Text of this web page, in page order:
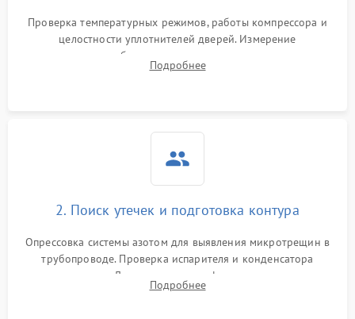
работе
2000 ₽ Подробнее →
1000 ₽
1800 ₽
Проверка температурных режимов, работы компрессора и
целостности уплотнителей дверей. Измерение
сопротивления обмоток мотора, проверка термостата и
считывание кодов ошибок с электронного дисплея.
Подробнее
2. Поиск утечек и подготовка контура
Опрессовка системы азотом для выявления микротрещин в
трубопроводе. Проверка испарителя и конденсатора
течеискателем. Демонтаж старого фильтра-осушителя и
продувка капиллярной трубки для устранения засоров.
Подробнее